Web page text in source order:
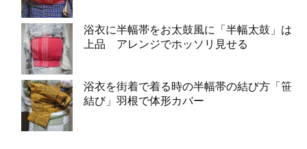
浴衣に半幅帯をお太鼓風に「半幅太鼓」は
上品 アレンジでホッソリ見せる
浴衣を街着で着る時の半幅帯の結び方「笹
結び」羽根で体形カバー